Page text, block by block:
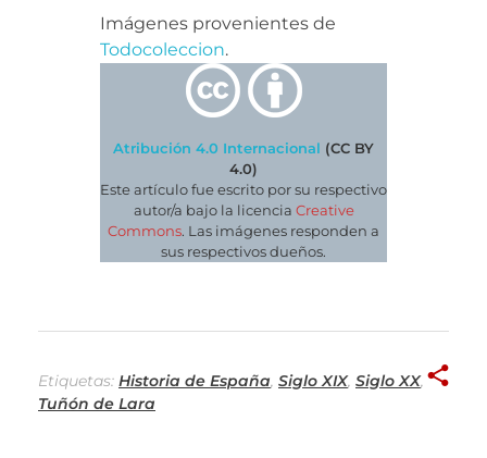
Imágenes provenientes de
Todocoleccion.
Atribución 4.0 Internacional (CC BY
4.0)
Este artículo fue escrito por su respectivo
autor/a bajo la licencia Creative
Commons. Las imágenes responden a
sus respectivos dueños.
Etiquetas: Historia de España Siglo XIX, Siglo XX,
Tuñón de Lara